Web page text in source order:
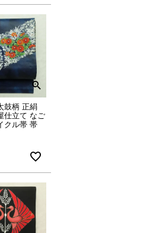
鼓柄 正絹
仕立て なご
クル帯 帯